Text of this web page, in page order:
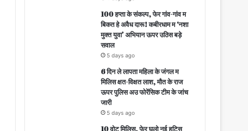
100 हप्ता के संकल्प, फेर गांव-गांव म
बिकत हे अवैध दारू! कबीरधाम म ‘नशा
मुक्त युवा’ अभियान ऊपर उठिस बड़े
सवाल
5 days ago
6 दिन ले लापता महिला के जंगल म
मिलिस क्षत-विक्षत लाश, मौत के राज
ऊपर पुलिस अउ फोरेंसिक टीम के जांच
जारी
5 days ago
10 वोट मिलिस, फेर घलो नई हटिस